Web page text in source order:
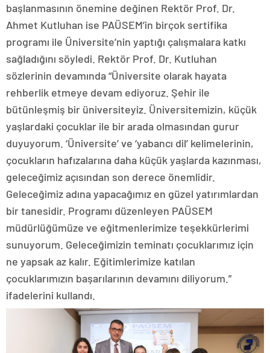
başlanmasının önemine değinen Rektör Prof. Dr.
Ahmet Kutluhan ise PAÜSEM’in birçok sertifika
programı ile Üniversite’nin yaptığı çalışmalara katkı
sağladığını söyledi. Rektör Prof. Dr. Kutluhan
sözlerinin devamında “Üniversite olarak hayata
rehberlik etmeye devam ediyoruz. Şehir ile
bütünleşmiş bir üniversiteyiz. Üniversitemizin, küçük
yaşlardaki çocuklar ile bir arada olmasından gurur
duyuyorum. ‘Üniversite’ ve ‘yabancı dil’ kelimelerinin,
çocukların hafızalarına daha küçük yaşlarda kazınması,
geleceğimiz açısından son derece önemlidir.
Geleceğimiz adına yapacağımız en güzel yatırımlardan
bir tanesidir. Programı düzenleyen PAÜSEM
müdürlüğümüze ve eğitmenlerimize teşekkürlerimi
sunuyorum. Geleceğimizin teminatı çocuklarımız için
ne yapsak az kalır. Eğitimlerimize katılan
çocuklarımızın başarılarının devamını diliyorum.”
ifadelerini kullandı.